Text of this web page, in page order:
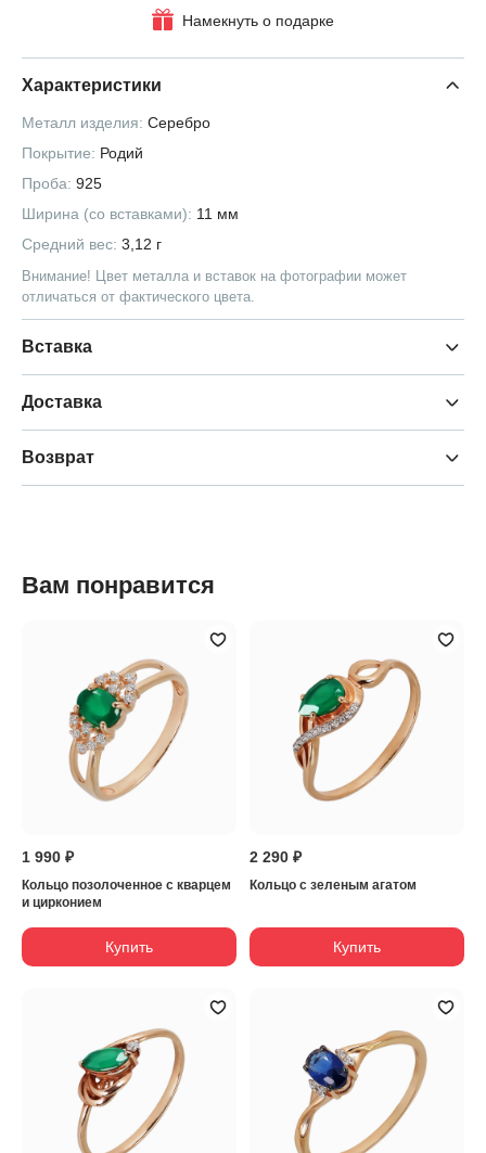
Намекнуть о подарке
Характеристики
Металл изделия: Серебро
Покрытие: Родий
Проба: 925
Ширина (со вставками): 11 мм
Средний вес: 3,12 г
Внимание! Цвет металла и вставок на фотографии может
отличаться от фактического цвета.
Вставка
Доставка
Возврат
Вам понравится
1 990 ₽
Кольцо позолоченное с кварцем
и цирконием
Купить
2 290 ₽
Кольцо с зеленым агатом
Купить